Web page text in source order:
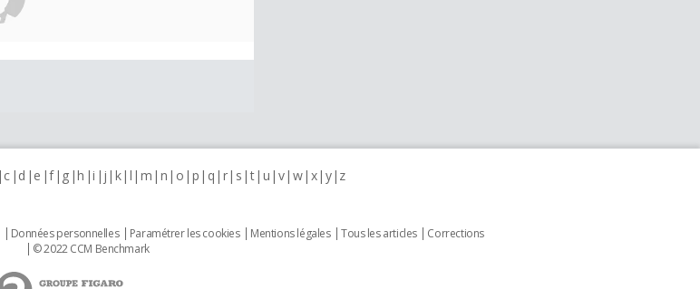
c d e f g h i j k l m n o p q r s t u v w x y z
Données personnelles Paramétrer les cookies Mentions légales Tous les articles
Corrections
© 2022 CCM Benchmark